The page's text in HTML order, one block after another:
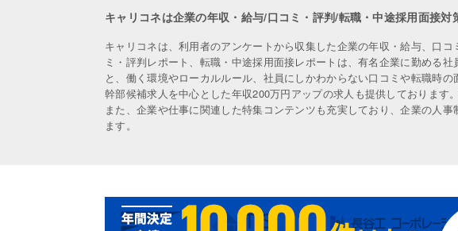
キャリコネは企業の年収・給与/口コミ・評判/転職・中途採用面接対
キャリコネは、利用者のアンケートから収集した企業の年収・給与、口
ミ・評判レポート、転職・中途採用面接レポートは、有名企業に勤める
と、働く環境やローカルルール、社員にしかわからない口コミや転職時の
幹部候補求人を中心とした年収200万円アップの求人も提供しております
また、企業や仕事に関連した特集コンテンツも充実しており、企業の人
ます。